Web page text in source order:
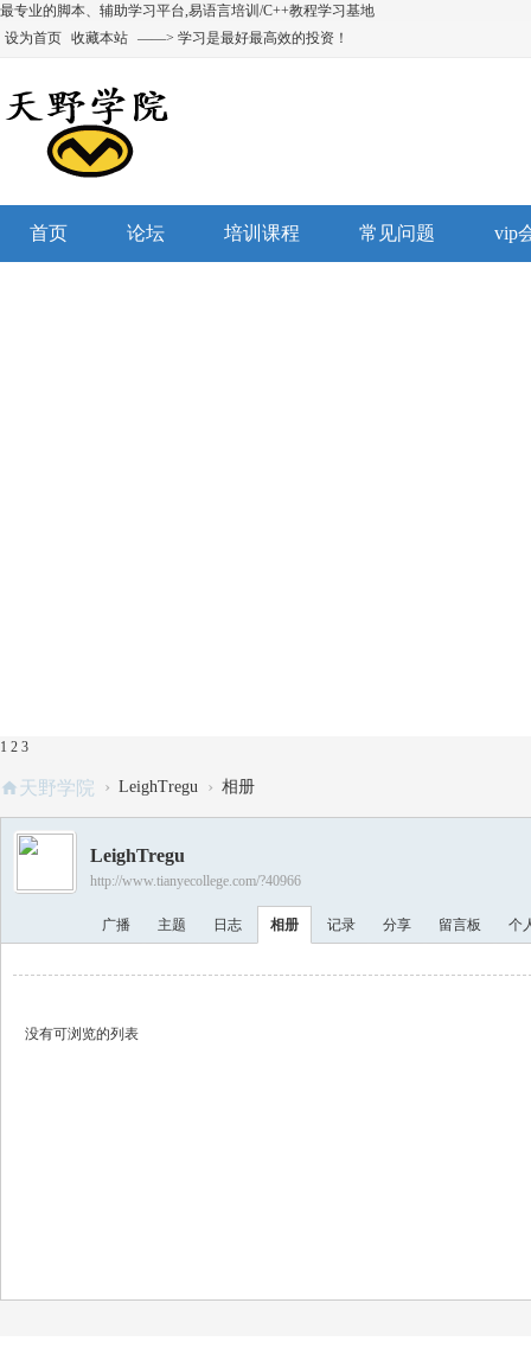
最专业的脚本、辅助学习平台,易语言培训/C++教程学习基地
设为首页 收藏本站 ——> 学习是最好最高效的投资！
首页 论坛 培训课程 常见问题 vip
1 2 3
天野学院 › LeighTregu › 相册
LeighTregu
http://www.tianyecollege.com/?40966
广播 主题 日志 相册 记录 分享 留言板 个
没有可浏览的列表